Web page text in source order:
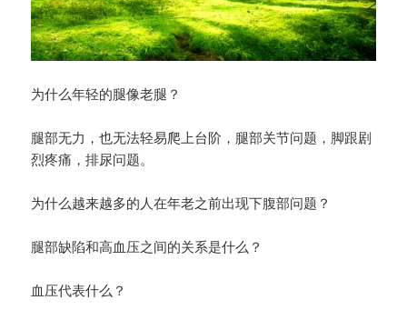
为什么年轻的腿像老腿？
腿部无力，也无法轻易爬上台阶，腿部关节问题，脚跟剧
烈疼痛，排尿问题。
为什么越来越多的人在年老之前出现下腹部问题？
腿部缺陷和高血压之间的关系是什么？
血压代表什么？